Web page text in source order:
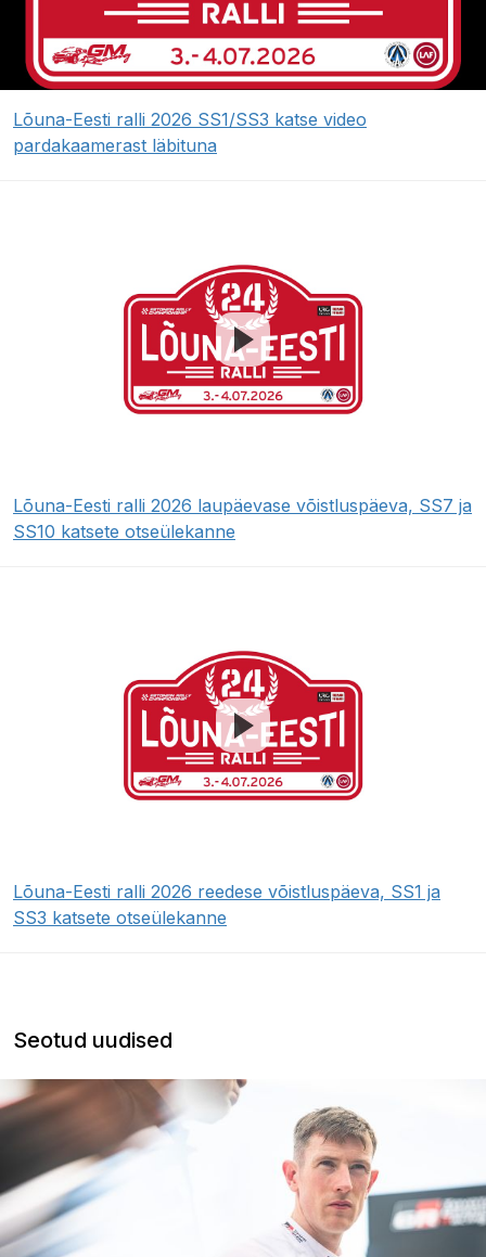
Lõuna-Eesti ralli 2026 SS1/SS3 katse video
pardakaamerast läbituna
Lõuna-Eesti ralli 2026 laupäevase võistluspäeva, SS7 ja
SS10 katsete otseülekanne
Lõuna-Eesti ralli 2026 reedese võistluspäeva, SS1 ja
SS3 katsete otseülekanne
Seotud uudised